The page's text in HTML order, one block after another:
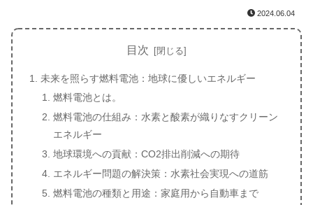
2024.06.04
目次
未来を照らす燃料電池：地球に優しいエネルギー
燃料電池とは。
燃料電池の仕組み：水素と酸素が織りなすクリーン
エネルギー
地球環境への貢献：CO2排出削減への期待
エネルギー問題の解決策：水素社会実現への道筋
燃料電池の種類と用途：家庭用から自動車まで